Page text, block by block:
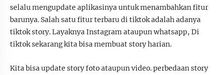
selalu mengupdate aplikasinya untuk menambahkan fitur
barunya. Salah satu fitur terbaru di tiktok adalah adanya
tiktok story. Layaknya Instagram ataupun whatsapp, Di
tiktok sekarang kita bisa membuat story harian.
Kita bisa update story foto ataupun video. perbedaan story